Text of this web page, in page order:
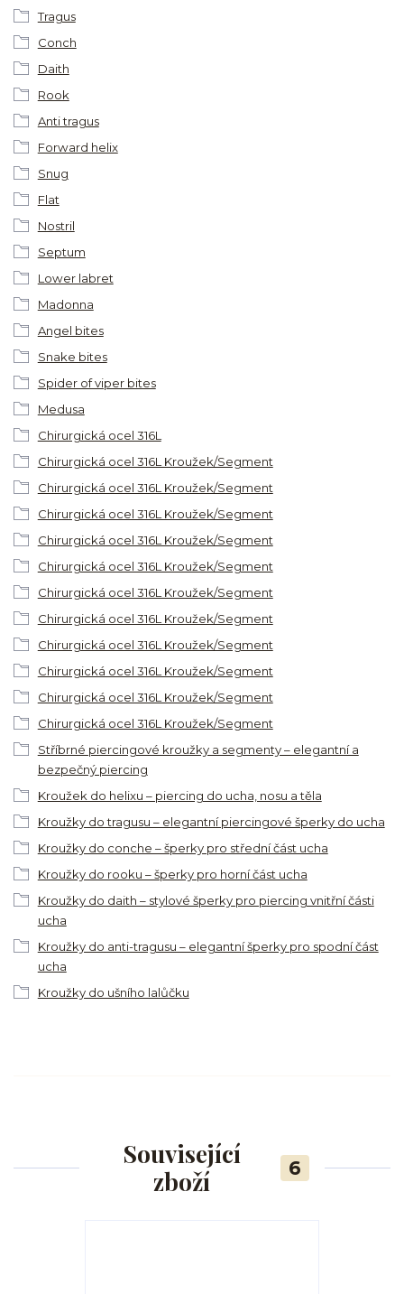
Tragus
Conch
Daith
Rook
Anti tragus
Forward helix
Snug
Flat
Nostril
Septum
Lower labret
Madonna
Angel bites
Snake bites
Spider of viper bites
Medusa
Chirurgická ocel 316L
Chirurgická ocel 316L Kroužek/Segment
Chirurgická ocel 316L Kroužek/Segment
Chirurgická ocel 316L Kroužek/Segment
Chirurgická ocel 316L Kroužek/Segment
Chirurgická ocel 316L Kroužek/Segment
Chirurgická ocel 316L Kroužek/Segment
Chirurgická ocel 316L Kroužek/Segment
Chirurgická ocel 316L Kroužek/Segment
Chirurgická ocel 316L Kroužek/Segment
Chirurgická ocel 316L Kroužek/Segment
Chirurgická ocel 316L Kroužek/Segment
Stříbrné piercingové kroužky a segmenty – elegantní a
bezpečný piercing
Kroužek do helixu – piercing do ucha, nosu a těla
Kroužky do tragusu – elegantní piercingové šperky do ucha
Kroužky do conche – šperky pro střední část ucha
Kroužky do rooku – šperky pro horní část ucha
Kroužky do daith – stylové šperky pro piercing vnitřní části
ucha
Kroužky do anti-tragusu – elegantní šperky pro spodní část
ucha
Kroužky do ušního lalůčku
Související
zboží
6